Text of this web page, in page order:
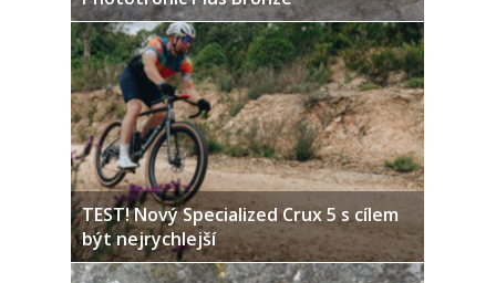
TEST! Nový Specialized Crux 5 s cílem
být nejrychlejší